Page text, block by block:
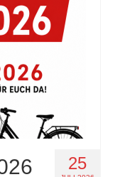
/ divide
/ 100nm
25